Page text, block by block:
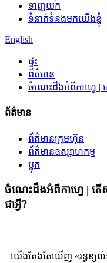
ទាញយក
ទំនាក់ទំនងមកយើងខ្ញុំ
English
ផ្ទះ
ព័ត៌មាន
ចំណេះដឹងអំពីកាហ្វេ |
ព័ត៌មាន
ព័ត៌មានក្រុមហ៊ុន
ព័ត៌មានឧស្សាហកម្ម
ប្លុក
ចំណេះដឹងអំពីកាហ្វេ | ត
ជាអ្វី?
យើងតែងតែឃើញ «រន្ធខ្យ